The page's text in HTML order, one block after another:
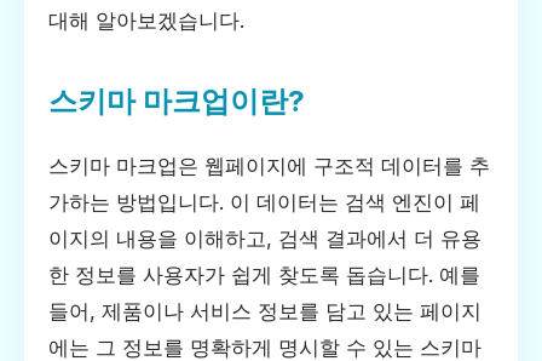
대해 알아보겠습니다.
스키마 마크업이란?
스키마 마크업은 웹페이지에 구조적 데이터를 추
가하는 방법입니다. 이 데이터는 검색 엔진이 페
이지의 내용을 이해하고, 검색 결과에서 더 유용
한 정보를 사용자가 쉽게 찾도록 돕습니다. 예를
들어, 제품이나 서비스 정보를 담고 있는 페이지
에는 그 정보를 명확하게 명시할 수 있는 스키마